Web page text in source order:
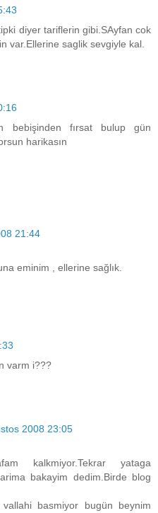
diyer tariflerin gibi.SAyfan cok
var.Ellerine saglik sevgiyle kal.
bebişinden fırsat bulup gün
harikasın
21:44
eminim , ellerine sağlık.
varm i???
2008 23:05
kalkmiyor.Tekrar yataga
bakayim dedim.Birde blog
basmiyor bugün beynim